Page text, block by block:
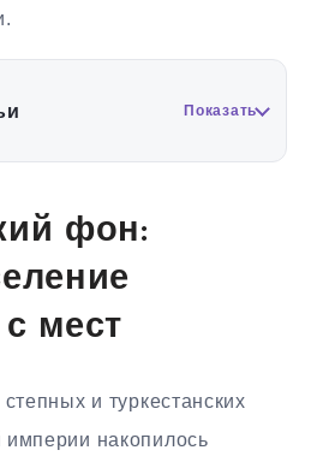
Показать
фон:
мест
и туркестанских
империи накопилось